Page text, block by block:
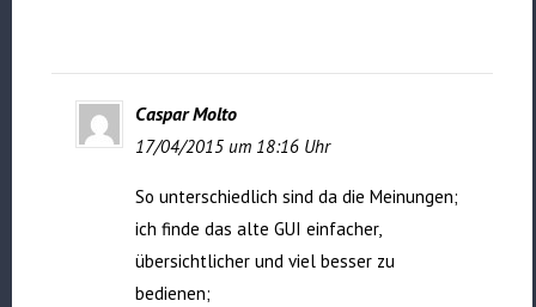
Caspar Molto
17/04/2015 um 18:16 Uhr
So unterschiedlich sind da die Meinungen;
ich finde das alte GUI einfacher,
übersichtlicher und viel besser zu
bedienen;